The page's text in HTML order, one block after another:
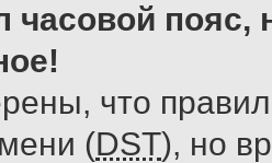
часовой пояс,
что
(DST), но